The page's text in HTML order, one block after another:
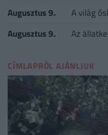
Augusztus 9.
A világ
Augusztus 9.
Az
CÍMLAPRÓL AJÁNLJUK